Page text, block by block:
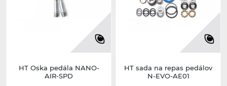
HT Oska pedála NANO-
AIR-SPD
HT sada na repas pedálov
N-EVO-AE01